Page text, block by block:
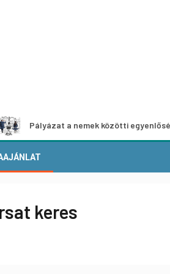
a nemek közötti egyenlőség
keres